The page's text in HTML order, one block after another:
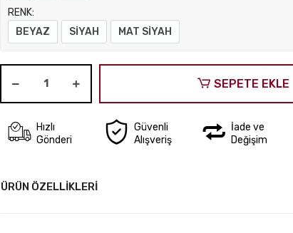
RENK:
BEYAZ
SİYAH MAT SİYAH
SEPETE EKLE
Hızlı
Gönderi
Güvenli
Alışveriş
İade ve
Değişim
ÜRÜN ÖZELLİKLERİ